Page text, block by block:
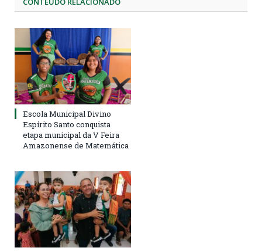
Escola Municipal Divino
Espírito Santo conquista
etapa municipal da V Feira
Amazonense de Matemática